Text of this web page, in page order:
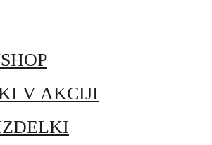
V AKCIJI